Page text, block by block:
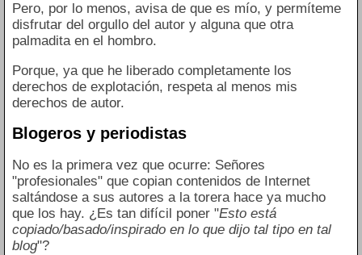
Pero, por lo menos, avisa de que es mío, y permíteme
disfrutar del orgullo del autor y alguna que otra
palmadita en el hombro.
Porque, ya que he liberado completamente los
derechos de explotación, respeta al menos mis
derechos de autor.
Blogeros y periodistas
No es la primera vez que ocurre: Señores
"profesionales" que copian contenidos de Internet
saltándose a sus autores a la torera hace ya mucho
que los hay. ¿Es tan difícil poner "Esto está
copiado/basado/inspirado en lo que dijo tal tipo en tal
blog"?